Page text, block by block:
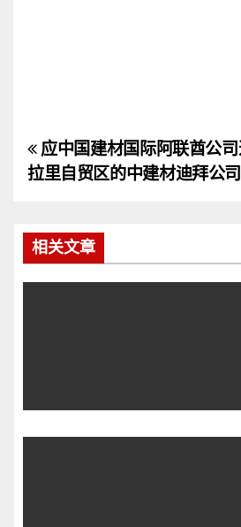
文
章
导
航
应中国建材国际阿联酋公
拉里自贸区的中建材迪拜公司
相关文章